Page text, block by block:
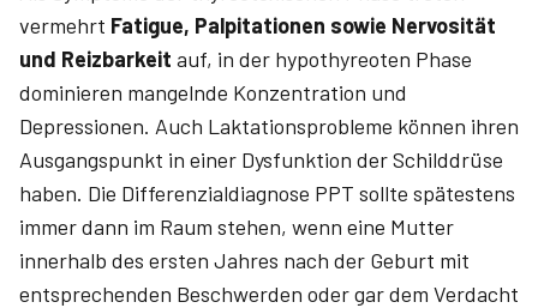
vermehrt Fatigue, Palpitationen sowie Nervosität
und Reizbarkeit auf, in der hypothyreoten Phase
dominieren mangelnde Konzentration und
Depressionen. Auch Laktationsprobleme können ihren
Ausgangspunkt in einer Dysfunktion der Schilddrüse
haben. Die Differenzialdiagnose PPT sollte spätestens
immer dann im Raum stehen, wenn eine Mutter
innerhalb des ersten Jahres nach der Geburt mit
entsprechenden Beschwerden oder gar dem Verdacht